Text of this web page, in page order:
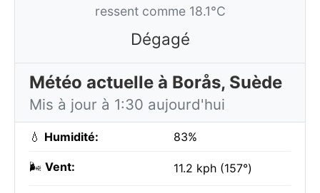
ressent comme 18.1°C
Dégagé
Météo actuelle à Borås, Suède
Mis à jour à 1:30 aujourd'hui
💧 Humidité: 83%
🌬️ Vent: 11.2 kph (157°)